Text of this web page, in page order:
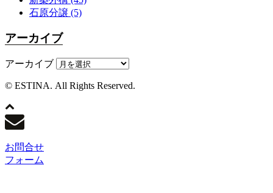
石原分譲 (5)
アーカイブ
アーカイブ
© ESTINA. All Rights Reserved.
お問合せ
フォーム